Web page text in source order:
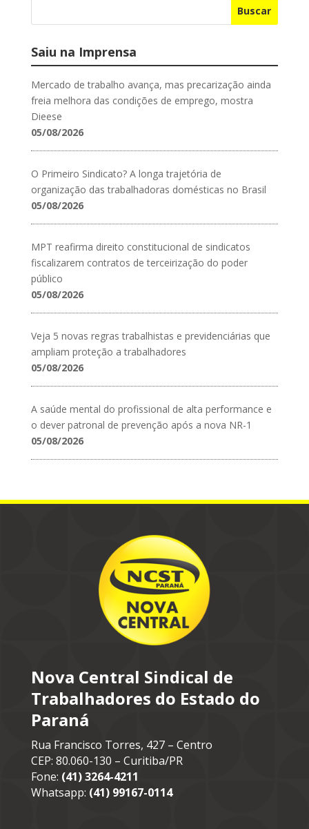
Buscar
Saiu na Imprensa
Mercado de trabalho avança, mas precarização ainda
freia melhora das condições de emprego, mostra
Dieese
05/08/2026
O Primeiro Sindicato? A longa trajetória de
organização das trabalhadoras domésticas no Brasil
05/08/2026
MPT reafirma direito constitucional de sindicatos
fiscalizarem contratos de terceirização do poder
público
05/08/2026
Veja 5 novas regras trabalhistas e previdenciárias que
ampliam proteção a trabalhadores
05/08/2026
A saúde mental do profissional de alta performance e
o dever patronal de prevenção após a nova NR-1
05/08/2026
Nova Central Sindical de
Trabalhadores do Estado do
Paraná
Rua Francisco Torres, 427 – Centro
CEP: 80.060-130 – Curitiba/PR
Fone: (41) 3264-4211
Whatsapp: (41) 99167-0114